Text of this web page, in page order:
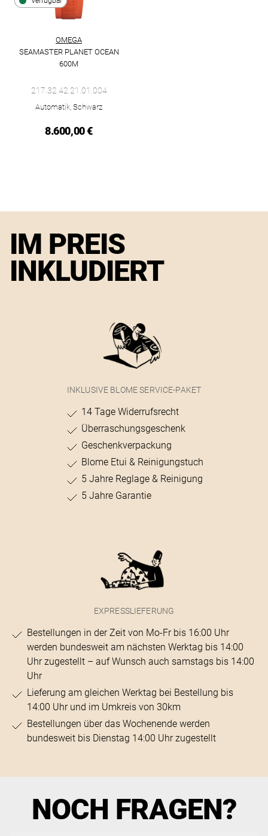
OMEGA
SEAMASTER PLANET OCEAN
600M
217.32.42.21.01.004
Automatik, Schwarz
8.600,00 €
IM PREIS
INKLUDIERT
INKLUSIVE BLOME SERVICE-PAKET
14 Tage Widerrufsrecht
Überraschungsgeschenk
Geschenkverpackung
Blome Etui & Reinigungstuch
5 Jahre Reglage & Reinigung
5 Jahre Garantie
EXPRESSLIEFERUNG
Bestellungen in der Zeit von Mo-Fr bis 16:00 Uhr
werden bundesweit am nächsten Werktag bis 14:00
Uhr zugestellt – auf Wunsch auch samstags bis 14:00
Uhr
Lieferung am gleichen Werktag bei Bestellung bis
14:00 Uhr und im Umkreis von 30km
Bestellungen über das Wochenende werden
bundesweit bis Dienstag 14:00 Uhr zugestellt
NOCH FRAGEN?